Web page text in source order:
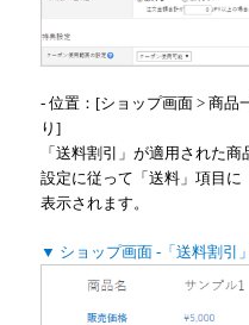
- 位置：[ショップ画面 > 商品
り]
「送料割引」が適用された
設定に従って「送料」項目
表示されます。
▼ ショップ画面 -「送料割引